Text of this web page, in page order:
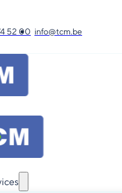
52 00 info@tcm.be